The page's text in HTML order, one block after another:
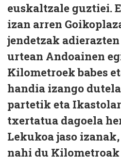
euskaltzale guztiei.
izan arren
jendetzak
urtean Andoainen
Kilometroek babes
handia izango
partetik eta
txertatua dagoela
Lekukoa jaso
nahi du